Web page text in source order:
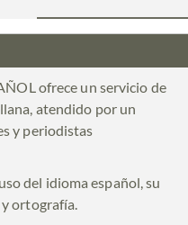
ofrece un servicio de
atendido por un
y periodistas
del idioma español, su
ortografía.